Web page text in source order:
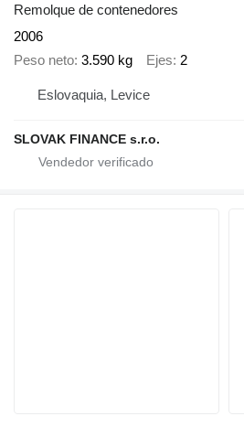
Remolque de contenedores
2006
Peso neto 3.590 kg Ejes 2
Eslovaquia, Levice
SLOVAK FINANCE s.r.o.